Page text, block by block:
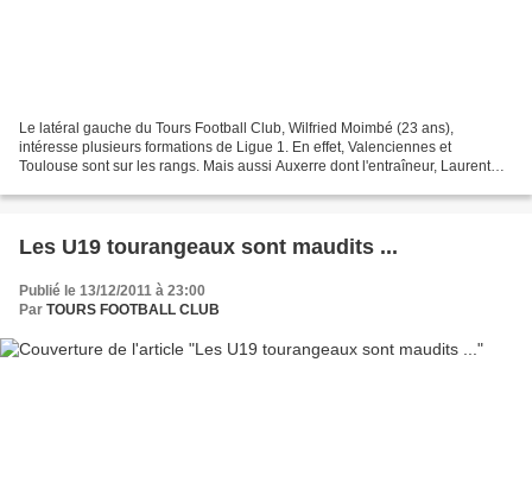
Le latéral gauche du Tours Football Club, Wilfried Moimbé (23 ans),
intéresse plusieurs formations de Ligue 1. En effet, Valenciennes et
Toulouse sont sur les rangs. Mais aussi Auxerre dont l'entraîneur, Laurent
Les U19 tourangeaux sont maudits ...
Publié le 13/12/2011 à 23:00
Par TOURS FOOTBALL CLUB